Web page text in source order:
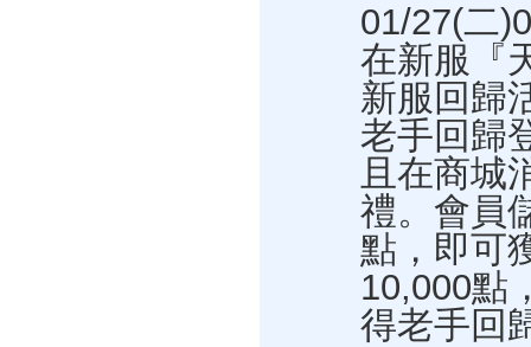
01/27(二
在新服『
新服回歸
老手回歸
且在商城
禮。會員
點，即可
10,000點
得老手回